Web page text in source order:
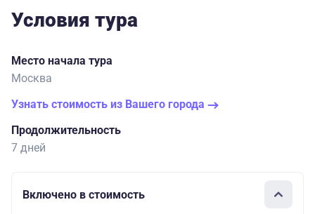
Условия тура
Место начала тура
Москва
Узнать стоимость из Вашего города
Продолжительность
7 дней
Включено в стоимость